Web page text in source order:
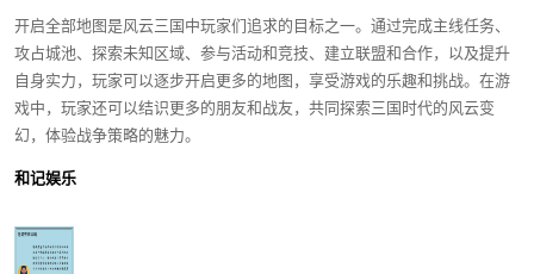
开启全部地图是风云三国中玩家们追求的目标之一。通过完成主线任务、
攻占城池、探索未知区域、参与活动和竞技、建立联盟和合作，以及提升
自身实力，玩家可以逐步开启更多的地图，享受游戏的乐趣和挑战。在游
戏中，玩家还可以结识更多的朋友和战友，共同探索三国时代的风云变
幻，体验战争策略的魅力。
和记娱乐